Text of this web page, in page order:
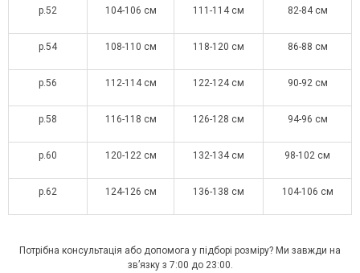
р.52 104-106 см 111-114 см 82-84 см
р.54 108-110 см 118-120 см 86-88 см
р.56 112-114 см 122-124 см 90-92 см
р.58 116-118 см 126-128 см 94-96 см
р.60 120-122 см 132-134 см 98-102 см
р.62 124-126 см 136-138 см 104-106 см
Потрібна консультація або допомога у підборі розміру? Ми завжди на
зв’язку з 7:00 до 23:00.